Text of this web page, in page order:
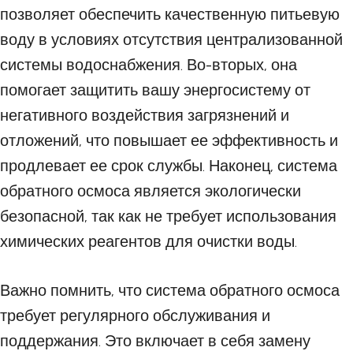
позволяет обеспечить качественную питьевую
воду в условиях отсутствия централизованной
системы водоснабжения. Во-вторых, она
помогает защитить вашу энергосистему от
негативного воздействия загрязнений и
отложений, что повышает ее эффективность и
продлевает ее срок службы. Наконец, система
обратного осмоса является экологически
безопасной, так как не требует использования
химических реагентов для очистки воды.
Важно помнить, что система обратного осмоса
требует регулярного обслуживания и
поддержания. Это включает в себя замену